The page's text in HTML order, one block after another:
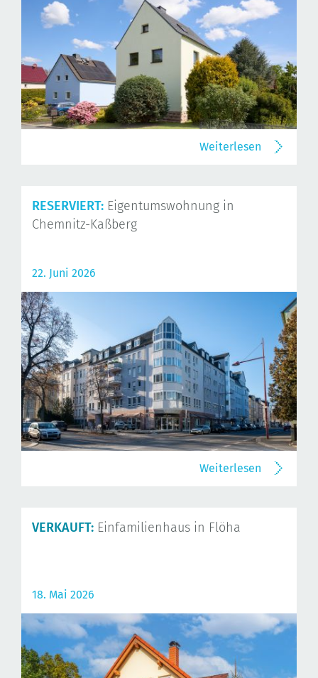
Weiterlesen
RESERVIERT: Eigentumswohnung in
Chemnitz-Kaßberg
22. Juni 2026
Weiterlesen
VERKAUFT: Einfamilienhaus in Flöha
18. Mai 2026